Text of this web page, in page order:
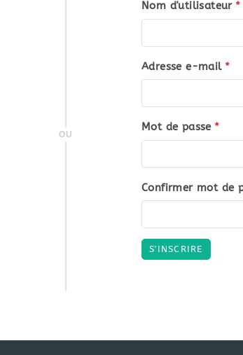
OU
Nom d'utilisateur *
Adresse e-mail *
Mot de passe *
Confirmer mot de
S'INSCRIRE